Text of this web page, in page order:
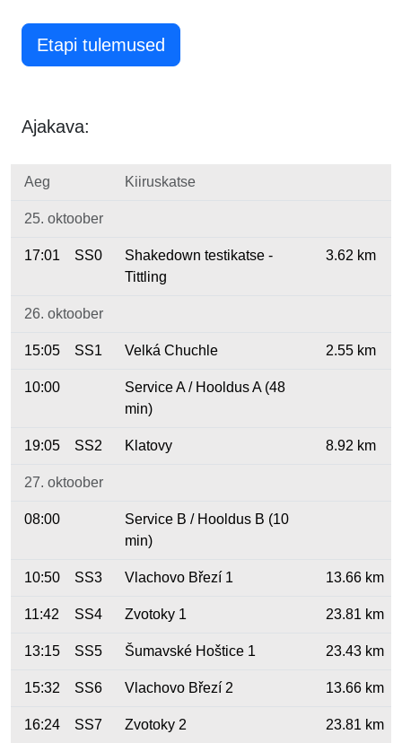
Etapi tulemused
Ajakava:
Aeg Kiiruskatse
25. oktoober
17:01 SS0
Shakedown testikatse -
Tittling
3.62 km
26. oktoober
15:05 SS1 Velká Chuchle 2.55 km
10:00
Service A / Hooldus A (48
min)
19:05 SS2 Klatovy 8.92 km
27. oktoober
08:00
Service B / Hooldus B (10
min)
10:50 SS3 Vlachovo Březí 1 13.66 km
11:42 SS4 Zvotoky 1 23.81 km
13:15 SS5 Šumavské Hoštice 1 23.43 km
15:32 SS6 Vlachovo Březí 2 13.66 km
16:24 SS7 Zvotoky 2 23.81 km